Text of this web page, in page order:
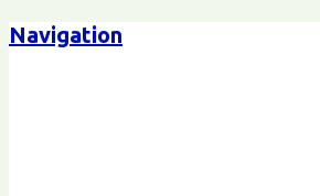
Navigation